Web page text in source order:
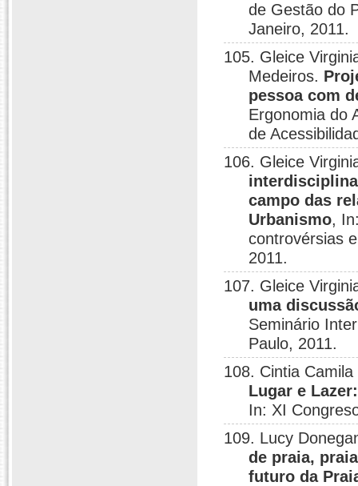
de Gestão do
Janeiro, 2011.
105. Gleice
Medeiros.
pessoa com
Ergonomia do
de
106. Gleice
campo das
Urbanismo,
controvérsias
2011.
107. Gleice
uma
Seminário
Paulo, 2011.
108. Cintia
Lugar e
In: XI
109. Lucy
de praia,
futuro da